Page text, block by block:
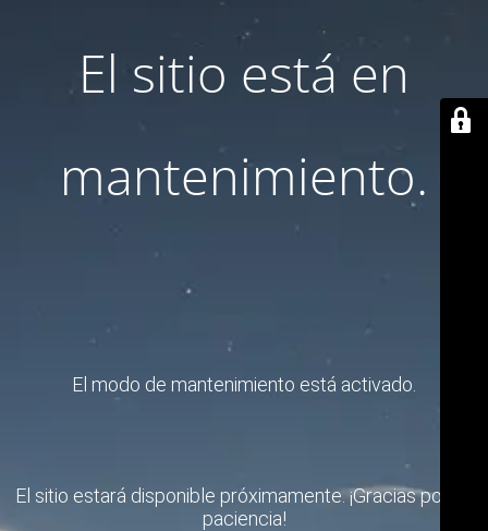
El sitio está en
mantenimiento.
El modo de mantenimiento está activado.
El sitio estará disponible próximamente. ¡Gracias por su
paciencia!